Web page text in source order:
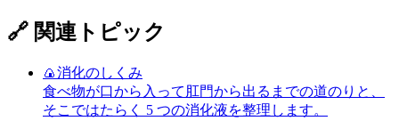
🔗 関連トピック
🍙消化のしくみ
食べ物が口から入って肛門から出るまでの道のりと、
そこではたらく 5 つの消化液を整理します。